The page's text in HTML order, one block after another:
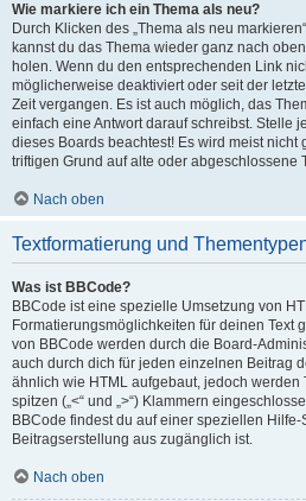
Wie markiere ich ein Thema als neu?
Durch Klicken des „Thema als neu
kannst du das Thema wieder ganz nach
holen. Wenn du den entsprechenden Link
möglicherweise deaktiviert oder seit der
Zeit vergangen. Es ist auch möglich, das
einfach eine Antwort darauf schreibst. Stelle
dieses Boards beachtest! Es wird meist nicht
triftigen Grund auf alte oder abgeschlossene
Nach oben
Textformatierung und
Was ist BBCode?
BBCode ist eine spezielle Umsetzung von
Formatierungsmöglichkeiten für deinen Text
von BBCode werden durch die Board-
auch durch dich für jeden einzelnen Beitrag
ähnlich wie HTML aufgebaut, jedoch werden
spitzen („<“ und „>“) Klammern
BBCode findest du auf einer speziellen
Beitragserstellung aus zugänglich ist.
Nach oben